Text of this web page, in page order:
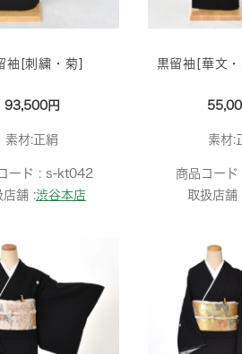
袖[刺繍・菊]
93,500円
素材:正絹
ード : s-kt042
店舗 :渋谷本店
黒留袖[華文
素材:
商品コード
取扱店舗